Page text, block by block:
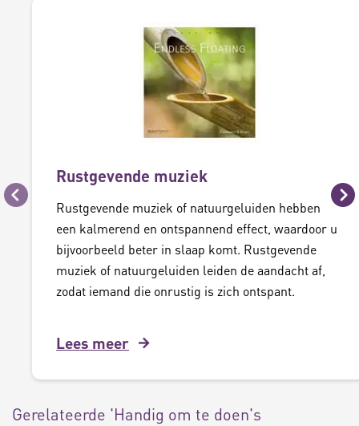
Vorige
Rustgevende muziek
Rustgevende muziek of natuurgeluiden hebben
een kalmerend en ontspannend effect, waardoor u
bijvoorbeeld beter in slaap komt. Rustgevende
muziek of natuurgeluiden leiden de aandacht af,
zodat iemand die onrustig is zich ontspant.
Lees meer
Gerelateerde 'Handig om te doen's